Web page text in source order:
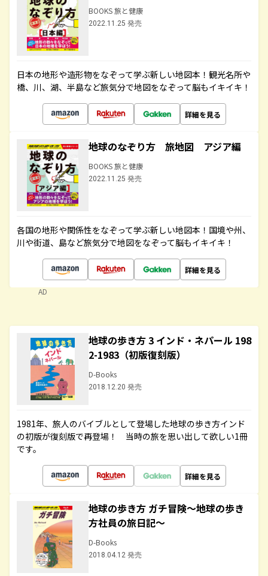
BOOKS 旅と健康
2022.11.25 発売
日本の地形や造形物をなぞって学ぶ新しい地図本！観光名所や
橋、川、湖、半島など旅気分で地図をなぞって脳もイキイキ！
詳細を見る
地球のなぞり方 旅地図 アジア編
BOOKS 旅と健康
2022.11.25 発売
各国の地形や関係性をなぞって学ぶ新しい地図本！国境や州、
川や街道、島など旅気分で地図をなぞって脳もイキイキ！
詳細を見る
AD
地球の歩き方 3 インド・ネパール 198
2-1983（初版復刻版）
D-Books
2018.12.20 発売
1981年、旅人のバイブルとして登場した地球の歩き方インド
の初版が復刻版で再登場！ 当時の旅を思い出して欲しい1冊
です。
詳細を見る
地球の歩き方 ガチ冒険～地球の歩き
方社員の旅日記～
D-Books
2018.04.12 発売